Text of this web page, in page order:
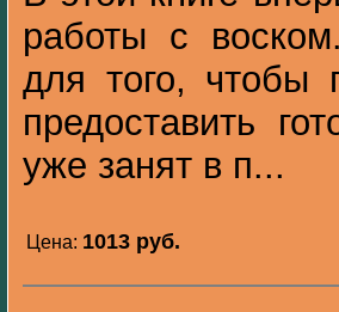
работы с
для того, чтобы
предоставить
уже занят в п...
Цена: 1013 pуб.